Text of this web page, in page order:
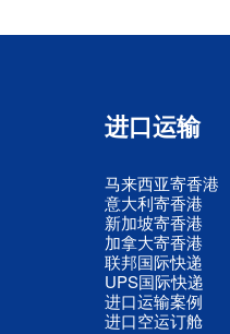
进口运输
马来西亚寄香港
意大利寄香港
新加坡寄香港
加拿大寄香港
联邦国际快递
UPS国际快递
进口运输案例
进口空运订舱